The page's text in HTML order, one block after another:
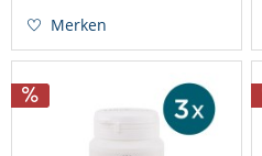
(25 µg) pro Tropfen kann
das flüssige Vitamin D3...
Merken